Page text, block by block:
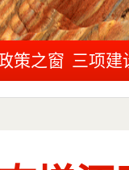
策之窗 三项建